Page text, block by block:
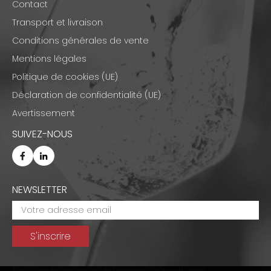
Contact
Transport et livraison
Conditions générales de vente
Mentions légales
Politique de cookies (UE)
Déclaration de confidentialité (UE)
Avertissement
SUIVEZ-NOUS
NEWSLETTER